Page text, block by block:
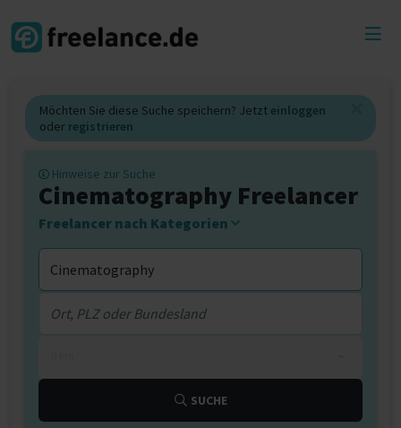
Möchten Sie diese Suche speichern? Jetzt einloggen
oder registrieren
Hinweise zur Suche
Cinematography Freelancer
Freelancer nach Kategorien
SUCHE